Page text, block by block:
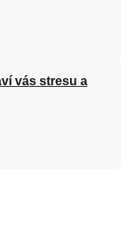
vás stresu a